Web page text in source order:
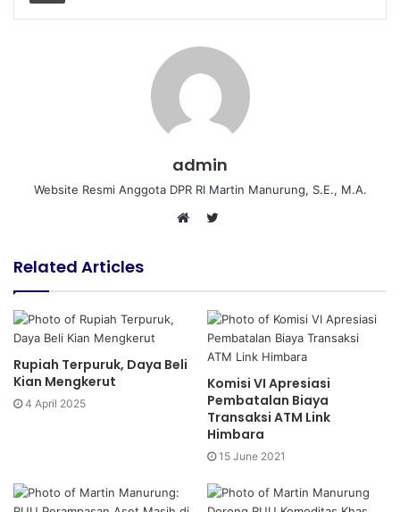
admin
Website Resmi Anggota DPR RI Martin Manurung, S.E., M.A.
s
t
e
r
Related Articles
Rupiah Terpuruk, Daya Beli
Kian Mengkerut
4 April 2025
Komisi VI Apresiasi
Pembatalan Biaya
Transaksi ATM Link
Himbara
15 June 2021